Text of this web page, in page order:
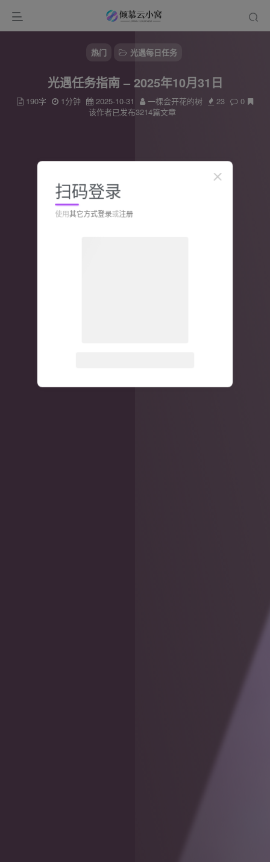
热门 光遇每日任务
光遇任务指南 – 2025年10月31日
190字 1分钟 2025-10-31 一棵会开花的树 23
0
该作者已发布3214篇文章
扫码登录
使用其它方式登录或注册